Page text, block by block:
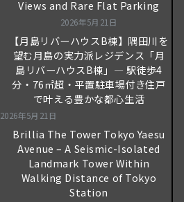
Views and Rare Flat Parking
2026年5月21日
【月島リバーハウスB棟】隅田川を
望む月島の実力派レジデンス「月
島リバーハウスB棟」― 駅徒歩4
分・76㎡超・平置駐車場付き住戸
で叶える豊かな都心生活
2026年5月21日
Brillia The Tower Tokyo Yaesu
Avenue – A Seismic-Isolated
Landmark Tower Within
Walking Distance of Tokyo
Station